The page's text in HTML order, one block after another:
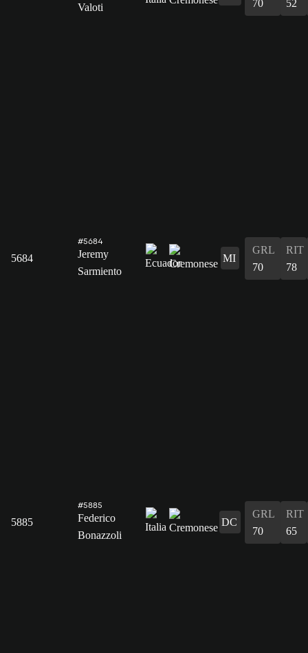
Valoti
70
52
5684
#5684
Jeremy
Sarmiento
MI
GRL
70
RIT
78
5885
#5885
Federico
Bonazzoli
DC
GRL
70
RIT
65